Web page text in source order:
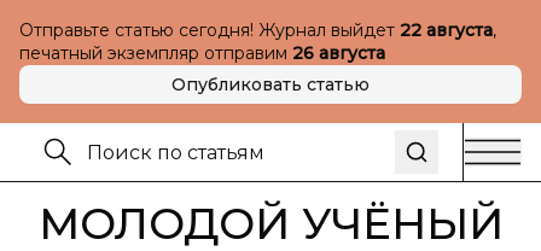
Отправьте статью сегодня! Журнал выйдет 22 августа,
печатный экземпляр отправим 26 августа
Опубликовать статью
МОЛОДОЙ УЧЁНЫЙ